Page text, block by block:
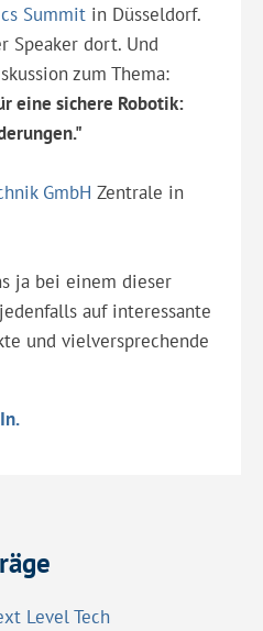
Summit in Düsseldorf.
Speaker dort. Und
zum Thema:
eine sichere Robotik:
GmbH Zentrale in
ja bei einem dieser
auf interessante
und vielversprechende
Level Tech